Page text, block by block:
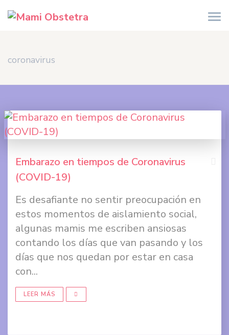
coronavirus
Embarazo en tiempos de Coronavirus
(COVID-19)
Es desafiante no sentir preocupación en
estos momentos de aislamiento social,
algunas mamis me escriben ansiosas
contando los días que van pasando y los
días que nos quedan por estar en casa
con...
LEER MÁS